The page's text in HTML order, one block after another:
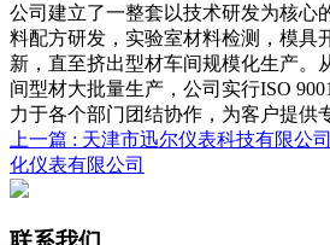
公司建立了一整套以技术研发为核心
料配方研发，实验室材料检测，模具
新，直至挤出型材车间规模化生产。
间型材大批量生产，公司实行ISO
力于各个部门团结协作，为客户提供
上一篇 : 天津市迅尔仪表科技有限公司
化仪表有限公司